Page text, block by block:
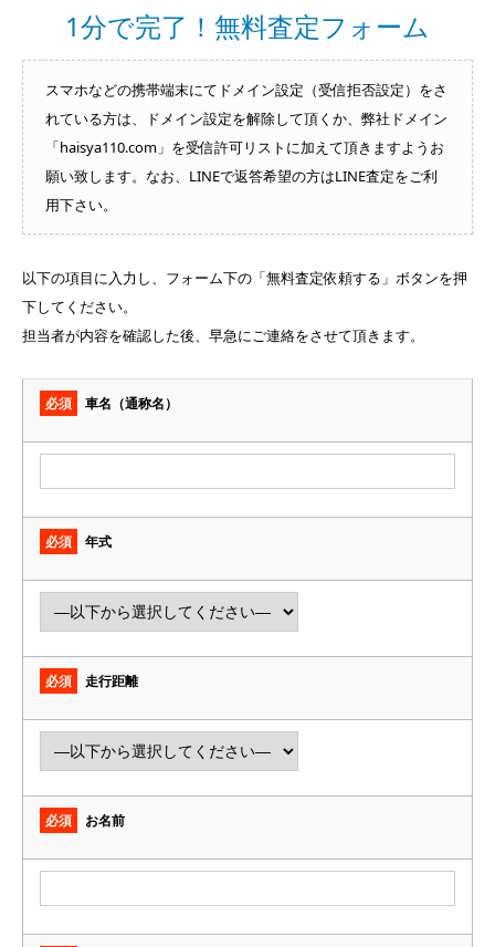
1分で完了！無料査定フォーム
スマホなどの携帯端末にてドメイン設定（受信拒否設定）をさ
れている方は、ドメイン設定を解除して頂くか、弊社ドメイン
「haisya110.com」を受信許可リストに加えて頂きますようお
願い致します。なお、LINEで返答希望の方はLINE査定をご利
用下さい。
以下の項目に入力し、フォーム下の「無料査定依頼する」ボタンを押
下してください。
担当者が内容を確認した後、早急にご連絡をさせて頂きます。
必須 車名（通称名）
必須 年式
必須 走行距離
必須 お名前